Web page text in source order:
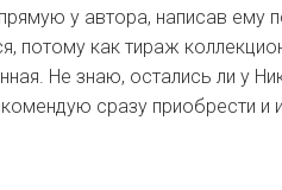
у автора, написав ему
потому как тираж
Не знаю, остались ли у
сразу приобрести и